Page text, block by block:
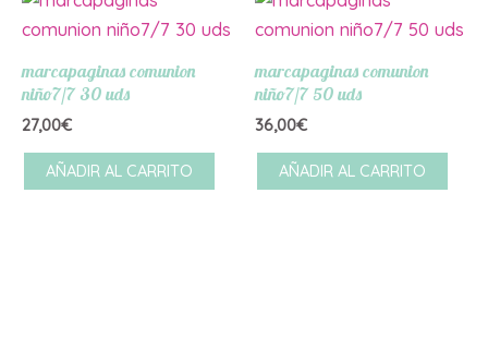
marcapaginas comunion
niño7/7 30 uds
27,00€
AÑADIR AL CARRITO
marcapaginas comunion
niño7/7 50 uds
36,00€
AÑADIR AL CARRITO